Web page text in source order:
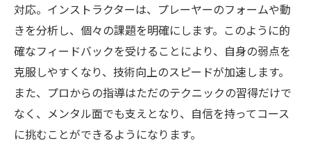
対応。インストラクターは、プレーヤーのフォームや動
きを分析し、個々の課題を明確にします。このように的
確なフィードバックを受けることにより、自身の弱点を
克服しやすくなり、技術向上のスピードが加速します。
また、プロからの指導はただのテクニックの習得だけで
なく、メンタル面でも支えとなり、自信を持ってコース
に挑むことができるようになります。